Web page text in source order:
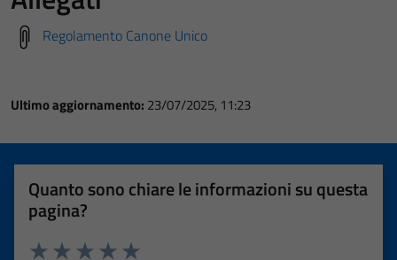
Regolamento Canone Unico
Ultimo aggiornamento: 23/07/2025, 11:23
Quanto sono chiare le informazioni su questa
pagina?